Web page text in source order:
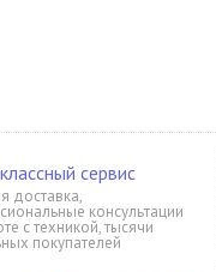
сервис
доставка,
консультации
с техникой, тысячи
покупателей